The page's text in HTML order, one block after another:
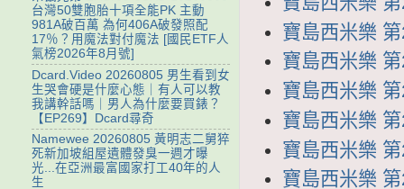
寶島西米樂
寶島西米樂
寶島西米樂
寶島西米樂
寶島西米樂
寶島西米樂
台灣50雙胞胎十項全能PK 主動
981A破百萬 為何406A破發照配
17％？用魔法對付魔法 [國民ETF人
氣榜2026年8月號]
Dcard.Video 20260805 男生看到女
生哭會硬是什麼心態｜有人可以教
我講幹話嗎｜男人為什麼要買錶？
【EP269】Dcard尋奇
Namewee 20260805 黃明志二舅猝
死新加坡組屋遺體發臭一週才曝
光...在亞洲最富國家打工40年的人
生